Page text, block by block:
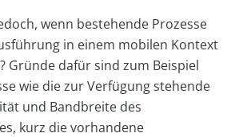
wenn bestehende Prozesse
in einem mobilen Kontext
Gründe dafür sind zum Beispiel
wie die zur Verfügung stehende
und Bandbreite des
kurz die vorhandene